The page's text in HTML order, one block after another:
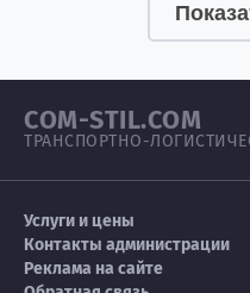
COM-STIL.COM
ТРАНСПОРТНО-
Услуги и цены
Контакты администрации
Реклама на сайте